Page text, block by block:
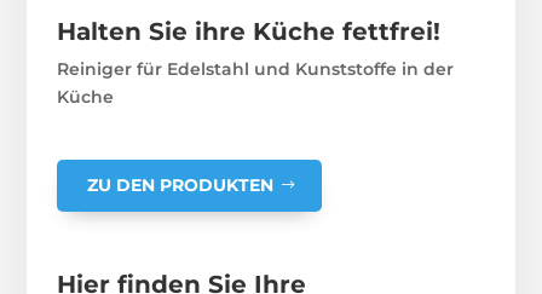
Halten Sie ihre Küche fettfrei!
Reiniger für Edelstahl und Kunststoffe in der
Küche
ZU DEN PRODUKTEN
Hier finden Sie Ihre